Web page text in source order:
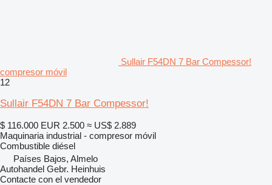
Sullair F54DN 7 Bar Compessor!
compresor móvil
12
Sullair F54DN 7 Bar Compessor!
$ 116.000 EUR 2.500 ≈ US$ 2.889
Maquinaria industrial - compresor móvil
Combustible diésel
Países Bajos, Almelo
Autohandel Gebr. Heinhuis
Contacte con el vendedor